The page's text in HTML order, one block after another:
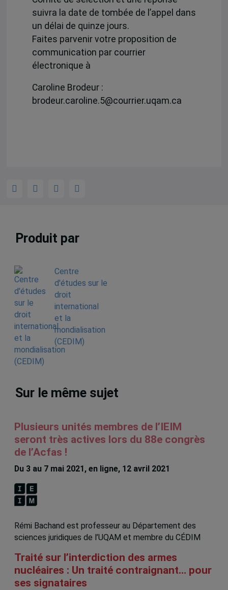
suivra la date de tombée de l’appel dans
un délai de quinze jours.
Faites parvenir votre proposition de
communication par courrier
électronique à
Caroline Brodeur :
brodeur.caroline.5@courrier.uqam.ca
Produit par
Centre
d'études sur le
droit
international
et la
mondialisation
(CEDIM)
Sur le même sujet
Plusieurs unités membres de l’IEIM
seront très actives lors du 88e congrès
de l’Acfas !
Du 3 au 7 mai 2021, en ligne, 12 avril 2021
Rémi Bachand est professeur au Département des
sciences juridiques de l’UQAM et membre du CÉDIM
Traité sur l’interdiction des armes
nucléaires : Un traité contraignant… pour
ses signataires